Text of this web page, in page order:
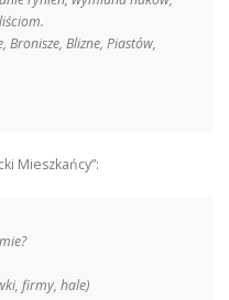
Bronisze, Blizne, Piastów,
Mieszkańcy”:
firmy, hale)